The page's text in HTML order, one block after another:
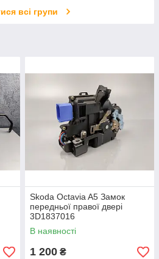
всі групи
Skoda Octavia A5 Замок
передньої правої двері
3D1837016
В наявності
1 200 ₴